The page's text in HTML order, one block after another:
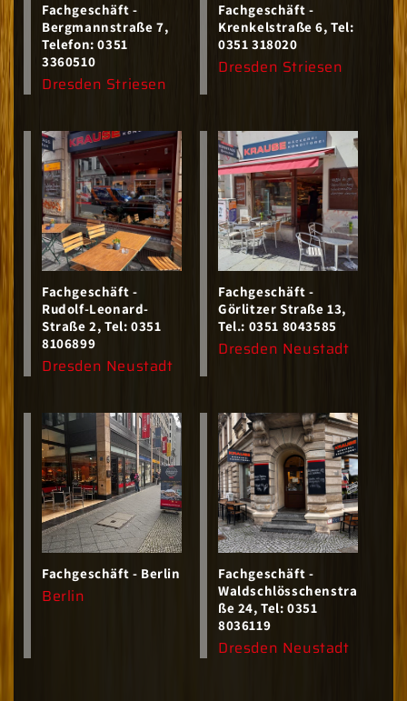
Fachgeschäft -
Bergmannstraße 7,
Telefon: 0351
3360510
Anbieter:
Dresden Striesen
Fachgeschäft -
Krenkelstraße 6, Tel:
0351 318020
Anbieter:
Dresden Striesen
Fachgeschäft -
Rudolf-Leonard-
Straße 2, Tel: 0351
8106899
Anbieter:
Dresden Neustadt
Fachgeschäft -
Görlitzer Straße 13,
Tel.: 0351 8043585
Anbieter:
Dresden Neustadt
Fachgeschäft - Berlin
Anbieter:
Berlin
Fachgeschäft -
Waldschlösschenstra
ße 24, Tel: 0351
8036119
Anbieter:
Dresden Neustadt